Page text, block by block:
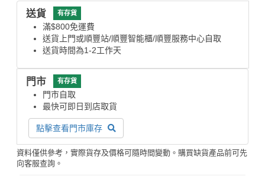
送貨 有存貨
滿$800免運費
送貨上門或順豐站/順豐智能櫃/順豐服務中心自取
送貨時間為1-2工作天
門市 有存貨
門市自取
最快可即日到店取貨
點擊查看門市庫存
資料僅供參考，實際貨存及價格可隨時間變動。購買缺貨產品前可先
向客服查詢。